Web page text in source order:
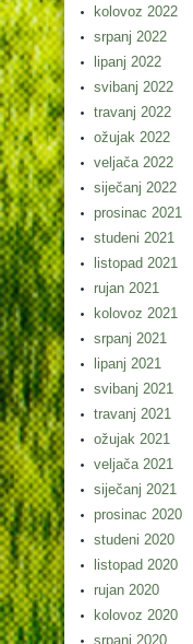
kolovoz 2022
srpanj 2022
lipanj 2022
svibanj 2022
travanj 2022
ožujak 2022
veljača 2022
siječanj 2022
prosinac 2021
studeni 2021
listopad 2021
rujan 2021
kolovoz 2021
srpanj 2021
lipanj 2021
svibanj 2021
travanj 2021
ožujak 2021
veljača 2021
siječanj 2021
prosinac 2020
studeni 2020
listopad 2020
rujan 2020
kolovoz 2020
srpanj 2020